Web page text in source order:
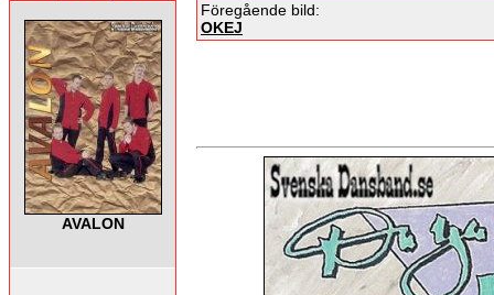
AVALON
Föregående bild:
OKEJ